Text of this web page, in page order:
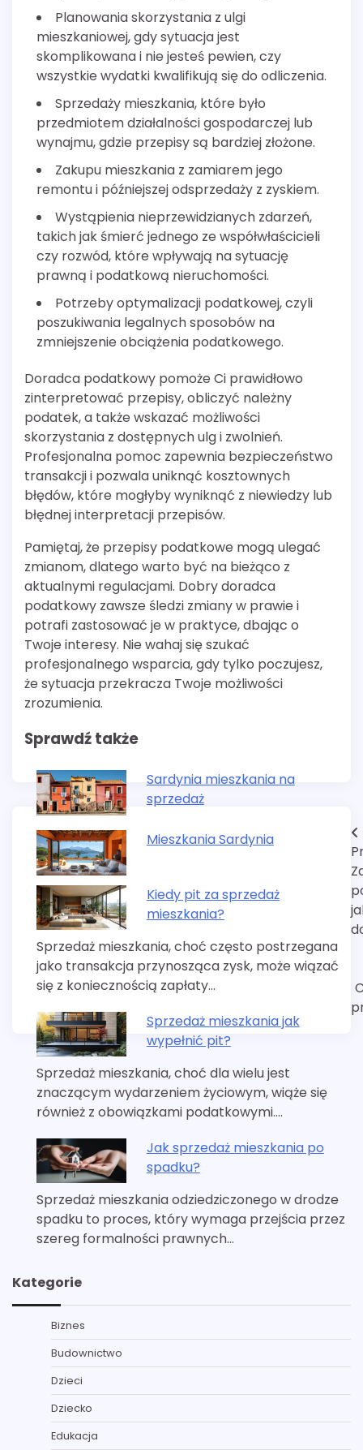
Planowania skorzystania z ulgi
mieszkaniowej, gdy sytuacja jest
skomplikowana i nie jesteś pewien, czy
wszystkie wydatki kwalifikują się do odliczenia.
Sprzedaży mieszkania, które było
przedmiotem działalności gospodarczej lub
wynajmu, gdzie przepisy są bardziej złożone.
Zakupu mieszkania z zamiarem jego
remontu i późniejszej odsprzedaży z zyskiem.
Wystąpienia nieprzewidzianych zdarzeń,
takich jak śmierć jednego ze współwłaścicieli
czy rozwód, które wpływają na sytuację
prawną i podatkową nieruchomości.
Potrzeby optymalizacji podatkowej, czyli
poszukiwania legalnych sposobów na
zmniejszenie obciążenia podatkowego.
Doradca podatkowy pomoże Ci prawidłowo
zinterpretować przepisy, obliczyć należny
podatek, a także wskazać możliwości
skorzystania z dostępnych ulg i zwolnień.
Profesjonalna pomoc zapewnia bezpieczeństwo
transakcji i pozwala uniknąć kosztownych
błędów, które mogłyby wyniknąć z niewiedzy lub
błędnej interpretacji przepisów.
Pamiętaj, że przepisy podatkowe mogą ulegać
zmianom, dlatego warto być na bieżąco z
aktualnymi regulacjami. Dobry doradca
podatkowy zawsze śledzi zmiany w prawie i
potrafi zastosować je w praktyce, dbając o
Twoje interesy. Nie wahaj się szukać
profesjonalnego wsparcia, gdy tylko poczujesz,
że sytuacja przekracza Twoje możliwości
zrozumienia.
Sprawdź także
Sardynia mieszkania na
sprzedaż
Mieszkania Sardynia
Kiedy pit za sprzedaż
mieszkania?
Sprzedaż mieszkania, choć często postrzegana
jako transakcja przynosząca zysk, może wiązać
się z koniecznością zapłaty…
Sprzedaż mieszkania jak
wypełnić pit?
Sprzedaż mieszkania, choć dla wielu jest
znaczącym wydarzeniem życiowym, wiąże się
również z obowiązkami podatkowymi.…
Jak sprzedaż mieszkania po
spadku?
Sprzedaż mieszkania odziedziczonego w drodze
spadku to proces, który wymaga przejścia przez
szereg formalności prawnych…
Nawigacja
wpisu
Kategorie
Biznes
Budownictwo
Dzieci
Dziecko
Edukacja